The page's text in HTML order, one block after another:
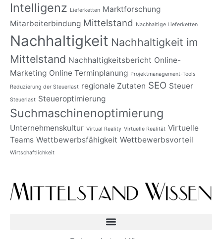
Intelligenz Lieferketten Marktforschung
Mitarbeiterbindung Mittelstand Nachhaltige Lieferketten
Nachhaltigkeit Nachhaltigkeit im
Mittelstand Nachhaltigkeitsbericht Online-
Marketing Online Terminplanung Projektmanagement-Tools
Reduzierung der Steuerlast regionale Zutaten SEO Steuer
Steuerlast Steueroptimierung
Suchmaschinenoptimierung
Unternehmenskultur Virtual Reality Virtuelle Realität Virtuelle
Teams Wettbewerbsfähigkeit Wettbewerbsvorteil
Wirtschaftlichkeit